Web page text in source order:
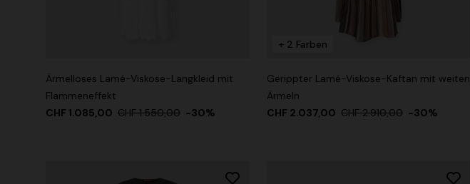
Ärmelloses Lamé-Viskose-Langkleid mit
Flammeneffekt
CHF 1.085,00 CHF 1.550,00 -30%
+ 2 Farben
Gerippter Lamé-Viskose-Kaftan mit weiten
Ärmeln
CHF 2.037,00 CHF 2.910,00 -30%